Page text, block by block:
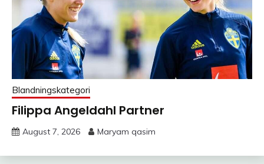
Blandningskategori
Filippa Angeldahl Partner
August 7, 2026 Maryam qasim